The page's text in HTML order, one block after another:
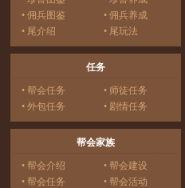
• 佣兵图鉴
• 佣兵养成
• 尾介绍
• 尾玩法
任务
• 帮会任务
• 师徒任务
• 外包任务
• 剧情任务
帮会家族
• 帮会介绍
• 帮会建设
• 帮会任务
• 帮会活动